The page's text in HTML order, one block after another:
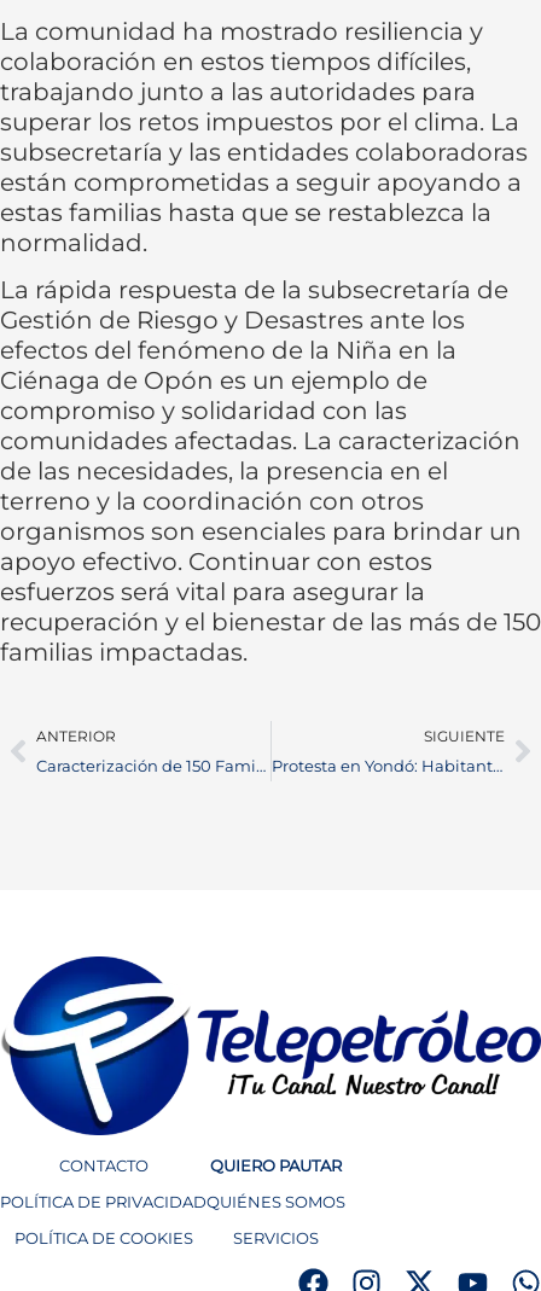
La comunidad ha mostrado resiliencia y
colaboración en estos tiempos difíciles,
trabajando junto a las autoridades para
superar los retos impuestos por el clima. La
subsecretaría y las entidades colaboradoras
están comprometidas a seguir apoyando a
estas familias hasta que se restablezca la
normalidad.
La rápida respuesta de la subsecretaría de
Gestión de Riesgo y Desastres ante los
efectos del fenómeno de la Niña en la
Ciénaga de Opón es un ejemplo de
compromiso y solidaridad con las
comunidades afectadas. La caracterización
de las necesidades, la presencia en el
terreno y la coordinación con otros
organismos son esenciales para brindar un
apoyo efectivo. Continuar con estos
esfuerzos será vital para asegurar la
recuperación y el bienestar de las más de 150
familias impactadas.
ANTERIOR
Caracterización de 150 Familias en Ciénaga de El Opón tras Intensas Lluvias
SIGUIENTE
Protesta en Yondó: Habitantes Exigen Mejoras Urgentes en el Servicio Eléctrico
CONTACTO
POLÍTICA DE PRIVACIDAD
POLÍTICA DE COOKIES
QUIERO PAUTAR
QUIÉNES SOMOS
SERVICIOS